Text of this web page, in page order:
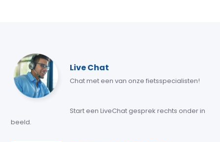
Live Chat
Chat met een van onze fietsspecialisten!
Start een LiveChat gesprek rechts onder in
beeld.